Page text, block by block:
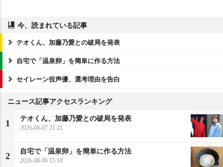
今、読まれている記事
テオくん、加藤乃愛との破局を発表
自宅で「温泉卵」を簡単に作る方法
セイレーン役声優、選考理由を告白
ニュース記事アクセスランキング
1
テオくん、加藤乃愛との破局を発表
2026-08-07 21:21
2
自宅で「温泉卵」を簡単に作る方法
2026-08-06 15:10